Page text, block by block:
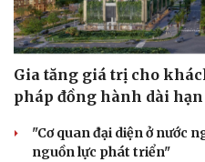
Gia tăng giá trị cho
pháp đồng hành dài hạn
"Cơ quan đại diện ở nước
nguồn lực phát triển"